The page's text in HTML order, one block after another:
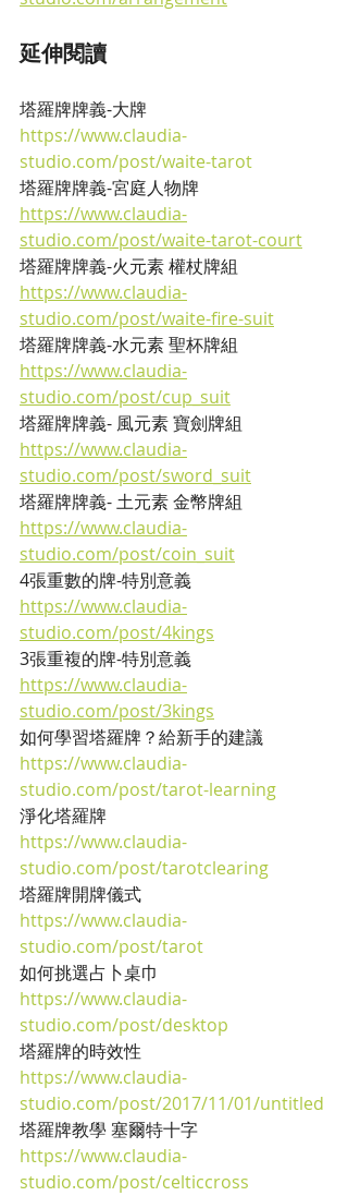
延伸閱讀
塔羅牌牌義-大牌
https://www.claudia-
studio.com/post/waite-tarot
塔羅牌牌義-宮庭人物牌
https://www.claudia-
studio.com/post/waite-tarot-court
塔羅牌牌義-火元素 權杖牌組
https://www.claudia-
studio.com/post/waite-fire-suit
塔羅牌牌義-水元素 聖杯牌組
https://www.claudia-
studio.com/post/cup_suit
塔羅牌牌義- 風元素 寶劍牌組
https://www.claudia-
studio.com/post/sword_suit
塔羅牌牌義- 土元素 金幣牌組
https://www.claudia-
studio.com/post/coin_suit
4張重數的牌-特別意義
https://www.claudia-
studio.com/post/4kings
3張重複的牌-特別意義
https://www.claudia-
studio.com/post/3kings
如何學習塔羅牌？給新手的建議
https://www.claudia-
studio.com/post/tarot-learning
淨化塔羅牌
https://www.claudia-
studio.com/post/tarotclearing
塔羅牌開牌儀式
https://www.claudia-
studio.com/post/tarot
如何挑選占卜桌巾
https://www.claudia-
studio.com/post/desktop
塔羅牌的時效性
https://www.claudia-
studio.com/post/2017/11/01/untitled
塔羅牌教學 塞爾特十字
https://www.claudia-
studio.com/post/celticcross